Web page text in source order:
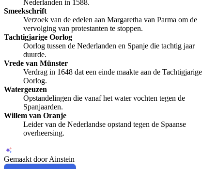
Nederlanden in 1588.
Smeekschrift
Verzoek van de edelen aan Margaretha van Parma om de
vervolging van protestanten te stoppen.
Tachtigjarige Oorlog
Oorlog tussen de Nederlanden en Spanje die tachtig jaar
duurde.
Vrede van Münster
Verdrag in 1648 dat een einde maakte aan de Tachtigjarige
Oorlog.
Watergeuzen
Opstandelingen die vanaf het water vochten tegen de
Spanjaarden.
Willem van Oranje
Leider van de Nederlandse opstand tegen de Spaanse
overheersing.
Gemaakt door Ainstein